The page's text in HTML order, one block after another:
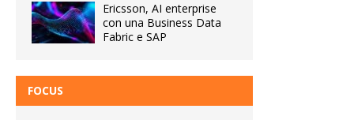
Ericsson, AI enterprise
con una Business Data
Fabric e SAP
FOCUS